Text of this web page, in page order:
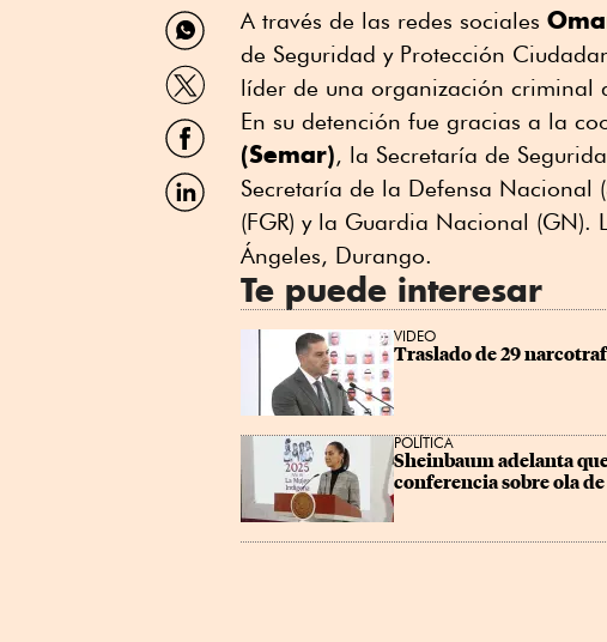
Compartir
por
WhatsApp
Compartir
por
Twitter
Compartir
por
Facebook
Compartir
por
A través de las redes sociales
de Seguridad y Protección
líder de una organización criminal
En su detención fue gracias a la
(Semar), la Secretaría de
Secretaría de la Defensa Nacional
(FGR) y la Guardia Nacional
Ángeles, Durango.
Te puede interesar
VIDEO
Traslado de 29
POLÍTICA
Sheinbaum adelanta
conferencia sobre ola